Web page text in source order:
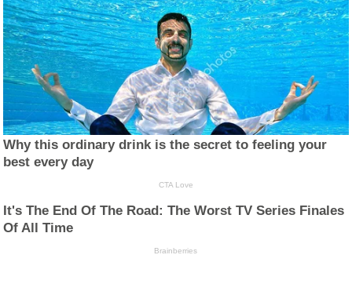
Why this ordinary drink is the secret to feeling your
best every day
CTA Love
It's The End Of The Road: The Worst TV Series Finales
Of All Time
Brainberries